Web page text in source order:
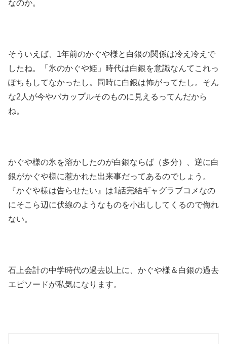
なのか。
そういえば、1年前のかぐや様と白銀の関係は冷え冷えで
したね。「氷のかぐや姫」時代は白銀を意識なんてこれっ
ぽちもしてなかったし。同時に白銀は怖がってたし。そん
な2人が今やバカップルそのものに見えるってんだから
ね。
かぐや様の氷を溶かしたのが白銀ならば（多分）、逆に白
銀がかぐや様に惹かれた出来事だってあるのでしょう。
『かぐや様は告らせたい』は1話完結ギャグラブコメなの
にそこら辺に伏線のようなものを小出ししてくるので侮れ
ない。
石上会計の中学時代の過去以上に、かぐや様＆白銀の過去
エピソードが私気になります。